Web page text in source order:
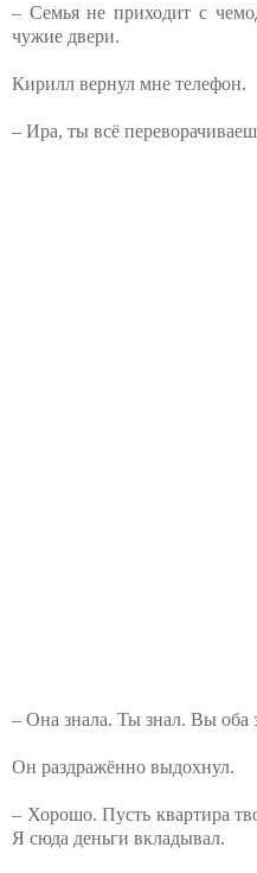
– Семья не приходит с
чужие двери.
Кирилл вернул мне телефон.
– Ира, ты всё
– Она знала. Ты знал. Вы оба
Он раздражённо выдохнул.
– Хорошо. Пусть квартира
Я сюда деньги вкладывал.